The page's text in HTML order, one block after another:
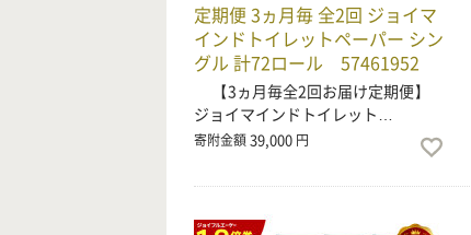
定期便 3ヵ月毎 全2回 ジョイマ
インドトイレットペーパー シン
グル 計72ロール 57461952
【3ヵ月毎全2回お届け定期便】
ジョイマインドトイレット…
寄附金額39,000 円